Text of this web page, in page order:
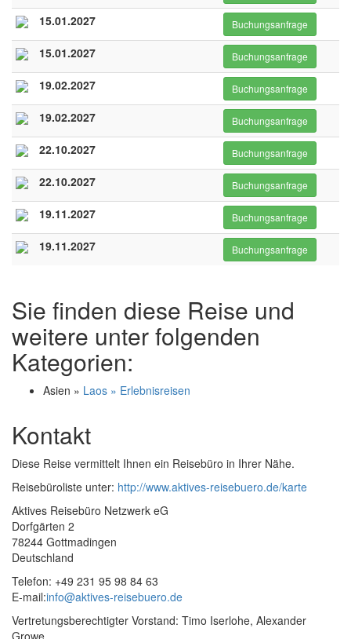
15.01.2027 Buchungsanfrage
15.01.2027 Buchungsanfrage
19.02.2027 Buchungsanfrage
19.02.2027 Buchungsanfrage
22.10.2027 Buchungsanfrage
22.10.2027 Buchungsanfrage
19.11.2027 Buchungsanfrage
19.11.2027 Buchungsanfrage
Sie finden diese Reise und
weitere unter folgenden
Kategorien:
Asien » Laos » Erlebnisreisen
Kontakt
Diese Reise vermittelt Ihnen ein Reisebüro in Ihrer Nähe.
Reisebüroliste unter: http://www.aktives-reisebuero.de/karte
Aktives Reisebüro Netzwerk eG
Dorfgärten 2
78244 Gottmadingen
Deutschland
Telefon: +49 231 95 98 84 63
E-mail:info@aktives-reisebuero.de
Vertretungsberechtigter Vorstand: Timo Iserlohe, Alexander